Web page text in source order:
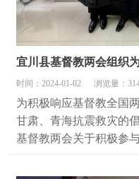
宜川县基督教两会组织
时间：2024-01-02 浏览量：
为积极响应基督教全国
甘肃、青海抗震救灾的
基督教两会关于积极参